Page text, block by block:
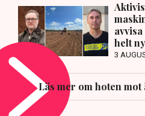
helt
3
Läs mer om hoten